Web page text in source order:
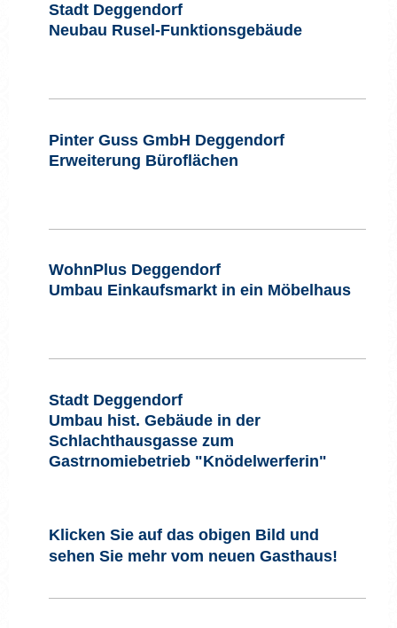
Stadt Deggendorf
Neubau Rusel-Funktionsgebäude
Pinter Guss GmbH Deggendorf
Erweiterung Büroflächen
WohnPlus Deggendorf
Umbau Einkaufsmarkt in ein Möbelhaus
Stadt Deggendorf
Umbau hist. Gebäude in der
Schlachthausgasse zum
Gastrnomiebetrieb "Knödelwerferin"
Klicken Sie auf das obigen Bild und
sehen Sie mehr vom neuen Gasthaus!